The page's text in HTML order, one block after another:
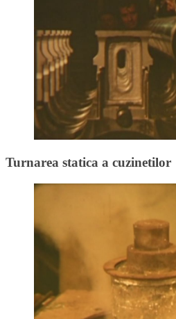
Turnarea statica a cuzinetilor